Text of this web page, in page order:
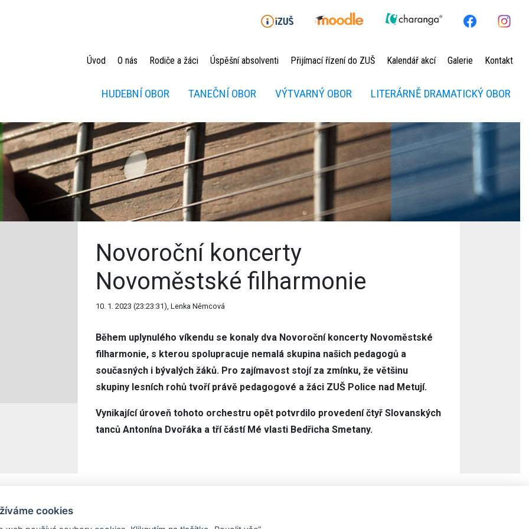
Úvod O nás Rodiče a žáci Úspěšní absolventi Přijímací řízení do ZUŠ Kalendář akcí Galerie Kontakt
HUDEBNÍ OBOR TANEČNÍ OBOR VÝTVARNÝ OBOR LITERÁRNĚ DRAMATICKÝ OBOR
Novoroční koncerty
Novoměstské filharmonie
10. 1. 2023 (23:23:31), Lenka Němcová
Během uplynulého víkendu se konaly dva Novoroční koncerty Novoměstské
filharmonie, s kterou spolupracuje nemalá skupina našich pedagogů a
současných i bývalých žáků. Pro zajímavost stojí za zmínku, že většinu
skupiny lesních rohů tvoří právě pedagogové a žáci ZUŠ Police nad Metují.
Vynikající úroveň tohoto orchestru opět potvrdilo provedení čtyř Slovanských
tanců Antonína Dvořáka a tří částí Mé vlasti Bedřicha Smetany.
cookies